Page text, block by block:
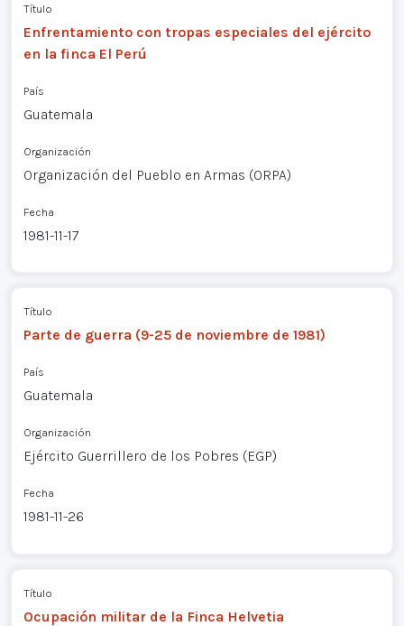
Título
Enfrentamiento con tropas especiales del ejército
en la finca El Perú
País
Guatemala
Organización
Organización del Pueblo en Armas (ORPA)
Fecha
1981-11-17
Título
Parte de guerra (9-25 de noviembre de 1981)
País
Guatemala
Organización
Ejército Guerrillero de los Pobres (EGP)
Fecha
1981-11-26
Título
Ocupación militar de la Finca Helvetia